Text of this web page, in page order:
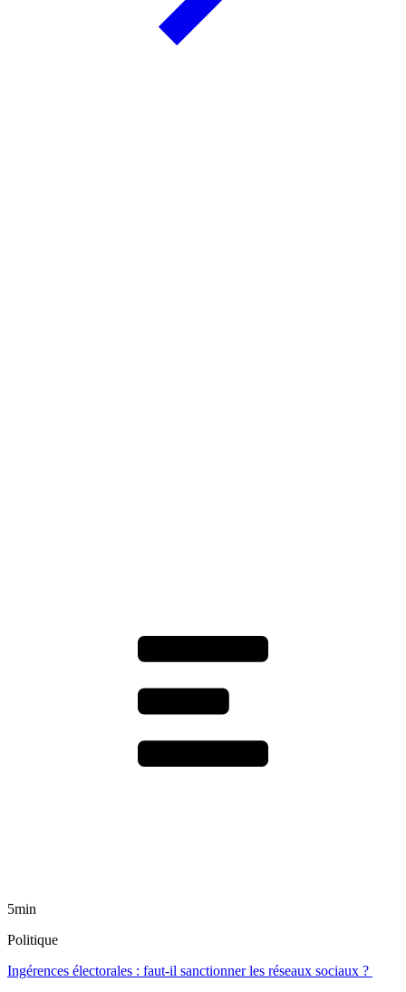
5min
Politique
Ingérences électorales : faut-il sanctionner les réseaux sociaux ?